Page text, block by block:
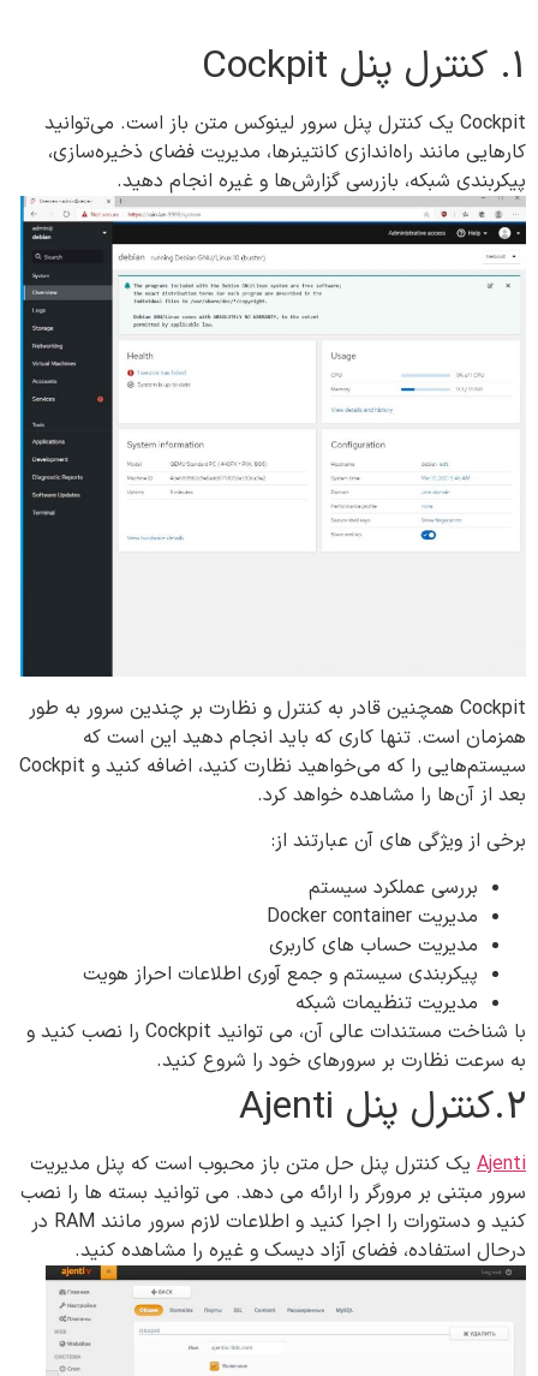
1. کنترل پنل‌ Cockpit
Cockpit یک کنترل پنل سرور لینوکس متن باز است. می‌توانید
کارهایی مانند راه‌اندازی کانتینرها، مدیریت فضای ذخیره‌سازی،
پیکربندی شبکه، بازرسی گزارش‌ها و غیره انجام دهید.
Cockpit همچنین قادر به کنترل و نظارت بر چندین سرور به طور
همزمان است. تنها کاری که باید انجام دهید این است که
سیستم‌هایی را که می‌خواهید نظارت کنید، اضافه کنید و Cockpit
بعد از آن‌ها را مشاهده خواهد کرد.
برخی از ویژگی های آن عبارتند از:
بررسی عملکرد سیستم
مدیریت Docker container
مدیریت حساب های کاربری
پیکربندی سیستم و جمع آوری اطلاعات احراز هویت
مدیریت تنظیمات شبکه
با شناخت مستندات عالی آن، می توانید Cockpit را نصب کنید و
به سرعت نظارت بر سرورهای خود را شروع کنید.
2.کنترل پنل‌ Ajenti
Ajenti یک کنترل پنل حل متن باز محبوب است که پنل مدیریت
سرور مبتنی بر مرورگر را ارائه می دهد. می توانید بسته ها را نصب
کنید و دستورات را اجرا کنید و اطلاعات لازم سرور مانند RAM در
درحال استفاده، فضای آزاد دیسک و غیره را مشاهده کنید.